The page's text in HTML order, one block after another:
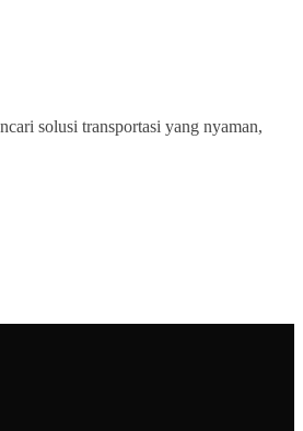
solusi transportasi yang nyaman,